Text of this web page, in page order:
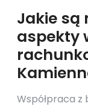
Jakie są
aspekty
Współpraca